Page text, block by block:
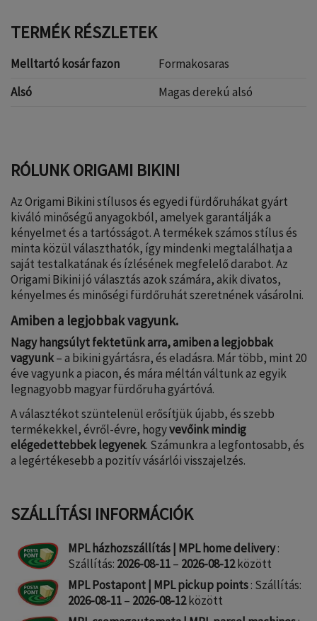
TERMÉK RÉSZLETEK
Melltartó kosár fazon
Formakosaras
Alsó
Magas derekú alsó
RÓLUNK ORIGAMI BIKINI
Az Origami Bikini stílusos és egyedi fürdőruhákat gyárt
kiváló minőségű anyagokból, amelyek garantálják a
kényelmet és a tartósságot. A termékek számos stílus és
minta közül választhatók, így mindenki megtalálhatja a
saját testalkatának és ízlésének megfelelő darabot. Az
Origami Bikini jó választás azok számára, akik divatos,
kényelmes és minőségi fürdőruhát szeretnének vásárolni.
Amiben a legjobbak vagyunk.
Nagy hangsúlyt fektetünk arra, amiben a legjobbak
vagyunk– a bikini gyártásra, és eladásra. Már több, mint 20
éve vagyunk a piacon, és mára méltán váltunk az egyik
legnagyobb magyar fürdőruha gyártóvá.
A választékot szüntelenül erősítjük újabb, és szebb
termékekkel, évről-évre, hogyvevőink mindig
elégedettebbek legyenek. Számunkra a legfontosabb, és
a legértékesebb a pozitív vásárlói visszajelzés.
SZÁLLÍTÁSI INFORMÁCIÓK
MPL házhozszállítás | MPL home delivery:
Szállítás: 2026-08-11– 2026-08-12között
MPL Postapont | MPL pickup points: Szállítás:
2026-08-11– 2026-08-12között